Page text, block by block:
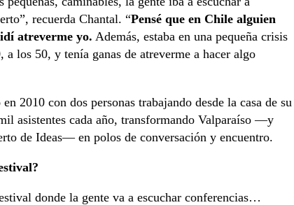
recuerda Chantal. “Pensé que en Chile alguien
atreverme yo. Además, estaba en una pequeña crisis
los 50, y tenía ganas de atreverme a hacer algo
2010 con dos personas trabajando desde la casa de su
asistentes cada año, transformando Valparaíso —y
de Ideas— en polos de conversación y encuentro.
donde la gente va a escuchar conferencias…